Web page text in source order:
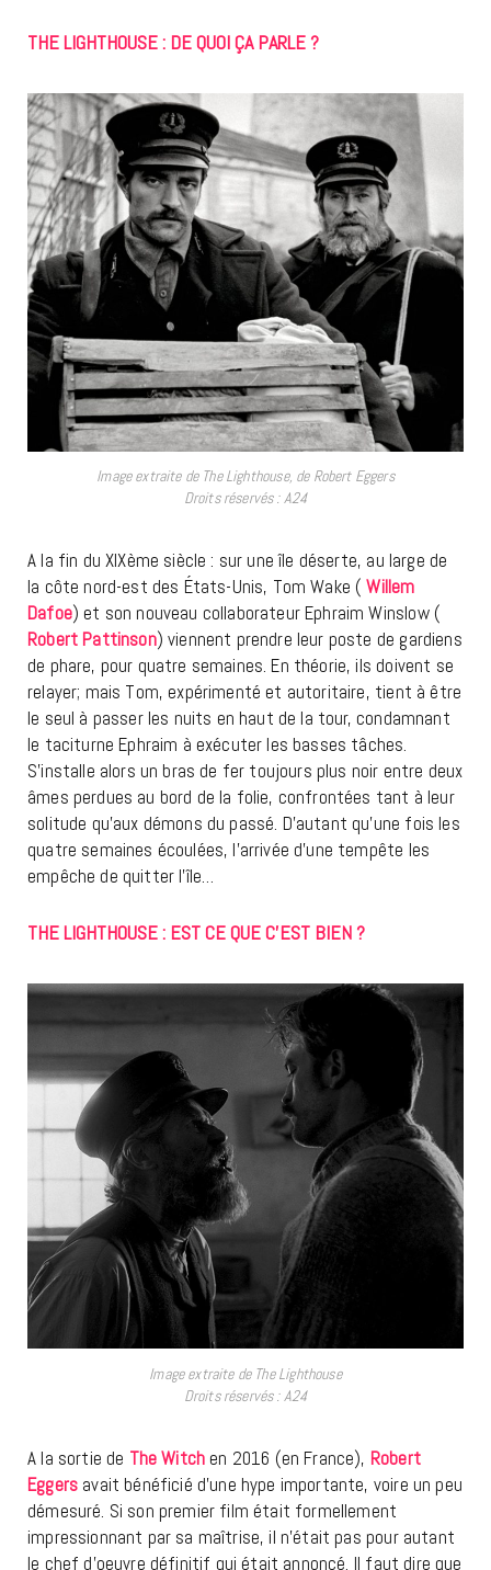
THE LIGHTHOUSE : DE QUOI ÇA PARLE ?
Image extraite de The Lighthouse, de Robert Eggers
Droits réservés : A24
A la fin du XIXème siècle : sur une île déserte, au large de
la côte nord-est des États-Unis, Tom Wake (Willem
Dafoe) et son nouveau collaborateur Ephraim Winslow (
Robert Pattinson) viennent prendre leur poste de gardiens
de phare, pour quatre semaines. En théorie, ils doivent se
relayer; mais Tom, expérimenté et autoritaire, tient à être
le seul à passer les nuits en haut de la tour, condamnant
le taciturne Ephraim à exécuter les basses tâches.
S’installe alors un bras de fer toujours plus noir entre deux
âmes perdues au bord de la folie, confrontées tant à leur
solitude qu’aux démons du passé. D’autant qu’une fois les
quatre semaines écoulées, l’arrivée d’une tempête les
empêche de quitter l’île…
THE LIGHTHOUSE : EST CE QUE C’EST BIEN ?
Image extraite de The Lighthouse
Droits réservés : A24
A la sortie de The Witch en 2016 (en France), Robert
Eggers avait bénéficié d’une hype importante, voire un peu
démesuré. Si son premier film était formellement
impressionnant par sa maîtrise, il n’était pas pour autant
le chef d’oeuvre définitif qui était annoncé. Il faut dire que